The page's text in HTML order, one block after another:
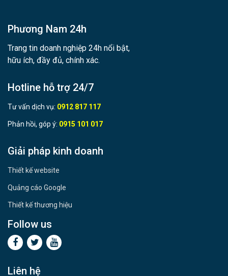
Phương Nam 24h
Trang tin doanh nghiệp 24h nổi bật,
hữu ích, đầy đủ, chính xác.
Hotline hỗ trợ 24/7
Tư vấn dịch vụ: 0912 817 117
Phản hồi, góp ý: 0915 101 017
Giải pháp kinh doanh
Thiết kế website
Quảng cáo Google
Thiết kế thương hiệu
Follow us
Liên hệ